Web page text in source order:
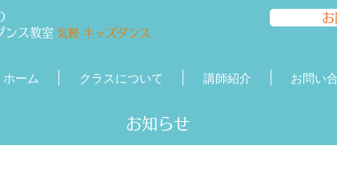
ンス教室 気軽 キッズダンス
ホーム クラスについて 講師紹介 お問い
​​お知らせ